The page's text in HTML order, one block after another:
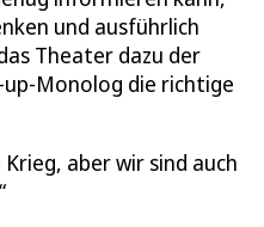
und ausführlich
Theater dazu der
Monolog die richtige
aber wir sind auch